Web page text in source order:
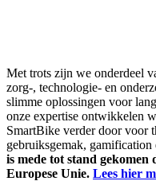
Met trots zijn we onderdeel
zorg-, technologie- en
slimme oplossingen voor
onze expertise ontwikkelen
SmartBike verder door voor
gebruiksgemak,
is mede tot stand
Europese Unie. Lees hier